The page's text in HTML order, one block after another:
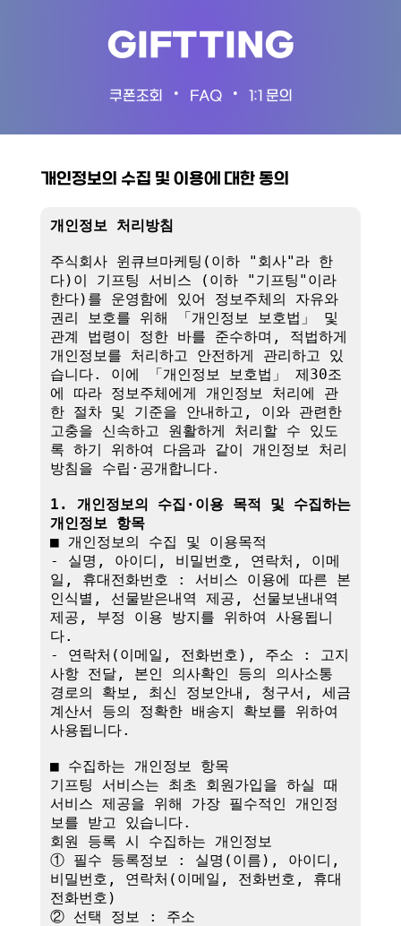
GIFTTING
쿠폰조회 • FAQ • 1:1 문의
개인정보의 수집 및 이용에 대한 동의
개인정보 처리방침
주식회사 윈큐브마케팅(이하 "회사"라 한
다)이 기프팅 서비스 (이하 "기프팅"이라
한다)를 운영함에 있어 정보주체의 자유와
권리 보호를 위해 「개인정보 보호법」 및
관계 법령이 정한 바를 준수하며, 적법하게
개인정보를 처리하고 안전하게 관리하고 있
습니다. 이에 「개인정보 보호법」 제30조
에 따라 정보주체에게 개인정보 처리에 관
한 절차 및 기준을 안내하고, 이와 관련한
고충을 신속하고 원활하게 처리할 수 있도
록 하기 위하여 다음과 같이 개인정보 처리
방침을 수립·공개합니다.
1. 개인정보의 수집·이용 목적 및 수집하는
개인정보 항목
■ 개인정보의 수집 및 이용목적
- 실명, 아이디, 비밀번호, 연락처, 이메
일, 휴대전화번호 : 서비스 이용에 따른 본
인식별, 선물받은내역 제공, 선물보낸내역
제공, 부정 이용 방지를 위하여 사용됩니
다.
- 연락처(이메일, 전화번호), 주소 : 고지
사항 전달, 본인 의사확인 등의 의사소통
경로의 확보, 최신 정보안내, 청구서, 세금
계산서 등의 정확한 배송지 확보를 위하여
사용됩니다.
■ 수집하는 개인정보 항목
기프팅 서비스는 최초 회원가입을 하실 때
서비스 제공을 위해 가장 필수적인 개인정
보를 받고 있습니다.
회원 등록 시 수집하는 개인정보
① 필수 등록정보 : 실명(이름), 아이디,
비밀번호, 연락처(이메일, 전화번호, 휴대
전화번호)
② 선택 정보 : 주소